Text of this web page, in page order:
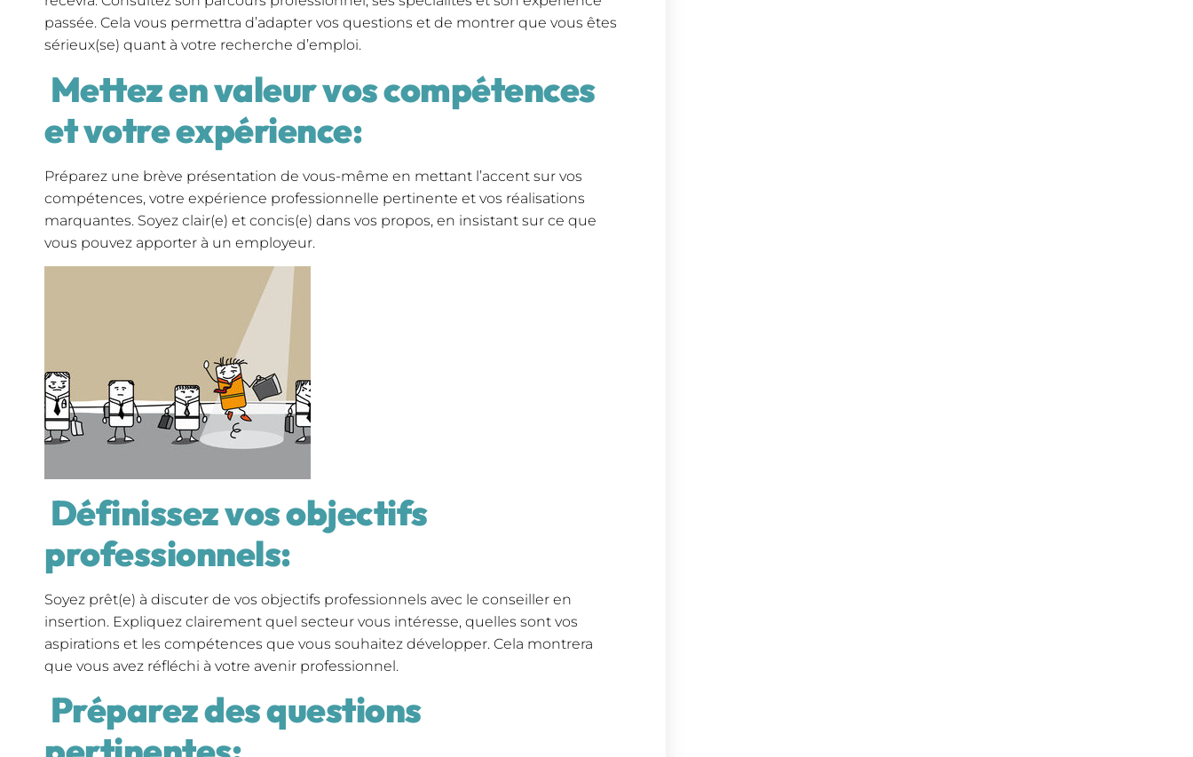
passée. Cela vous permettra d’adapter vos questions et de montrer que vous êtes
sérieux(se) quant à votre recherche d’emploi.
Mettez en valeur vos compétences
et votre expérience:
Préparez une brève présentation de vous-même en mettant l’accent sur vos
compétences, votre expérience professionnelle pertinente et vos réalisations
marquantes. Soyez clair(e) et concis(e) dans vos propos, en insistant sur ce que
vous pouvez apporter à un employeur.
Définissez vos objectifs
professionnels:
Soyez prêt(e) à discuter de vos objectifs professionnels avec le conseiller en
insertion. Expliquez clairement quel secteur vous intéresse, quelles sont vos
aspirations et les compétences que vous souhaitez développer. Cela montrera
que vous avez réfléchi à votre avenir professionnel.
Préparez des questions